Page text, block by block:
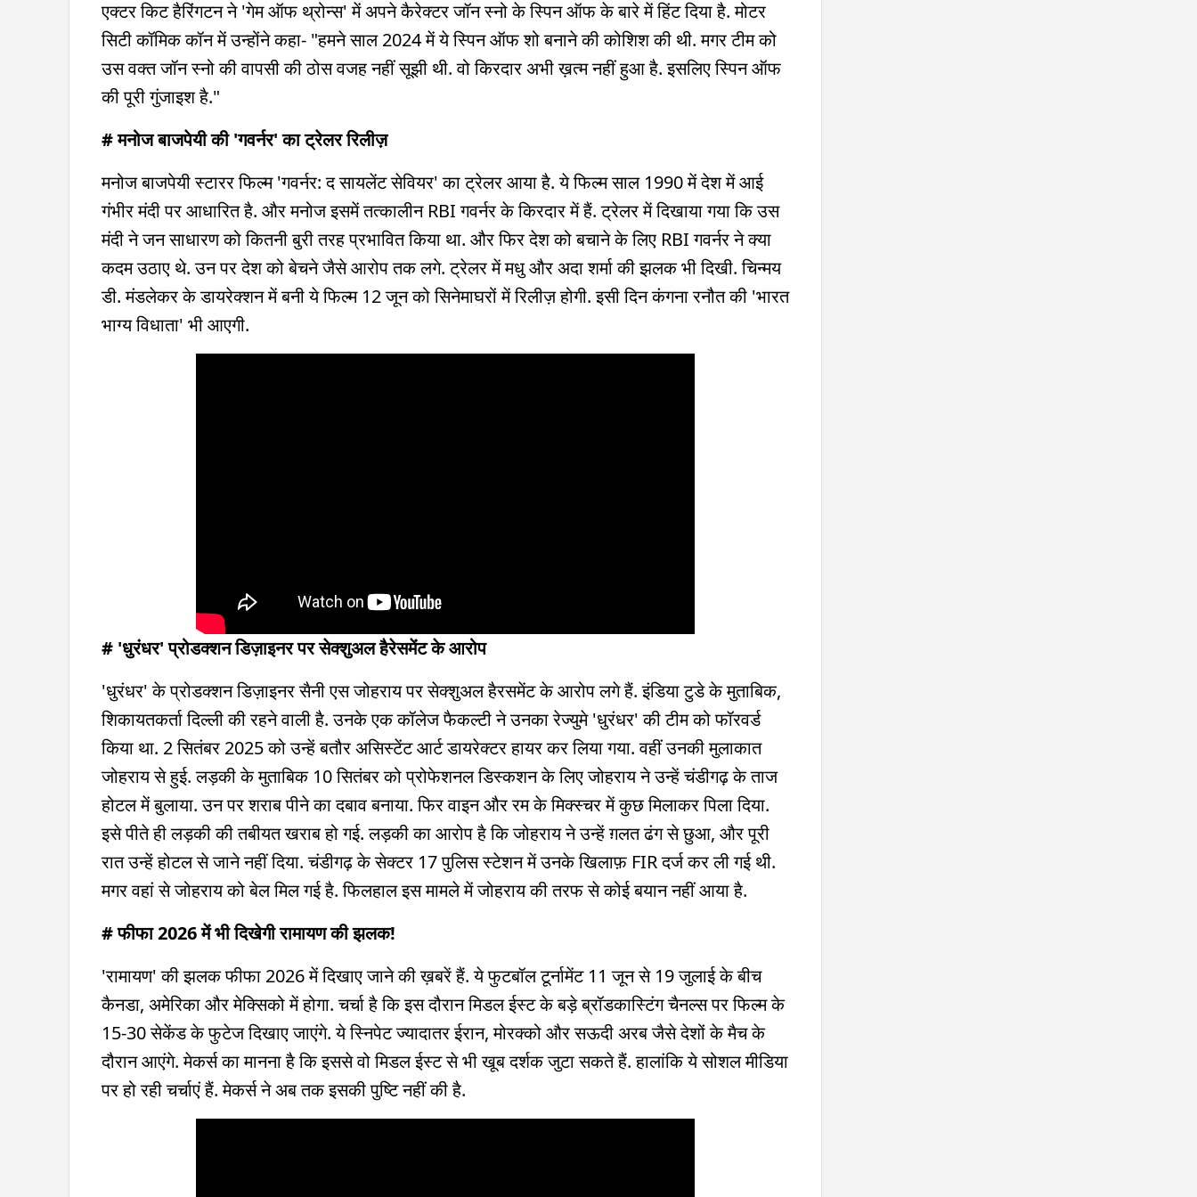
एक्टर किट हैरिंगटन ने 'गेम ऑफ थ्रोन्स' में अपने कैरेक्टर जॉन स्नो के स्पिन ऑफ के बारे में हिंट दिया है. मोटर
सिटी कॉमिक कॉन में उन्होंने कहा- "हमने साल 2024 में ये स्पिन ऑफ शो बनाने की कोशिश की थी. मगर टीम को
उस वक्त जॉन स्नो की वापसी की ठोस वजह नहीं सूझी थी. वो किरदार अभी ख़त्म नहीं हुआ है. इसलिए स्पिन ऑफ
की पूरी गुंजाइश है."
# मनोज बाजपेयी की 'गवर्नर' का ट्रेलर रिलीज़
मनोज बाजपेयी स्टारर फिल्म 'गवर्नर: द सायलेंट सेवियर' का ट्रेलर आया है. ये फिल्म साल 1990 में देश में आई
गंभीर मंदी पर आधारित है. और मनोज इसमें तत्कालीन RBI गवर्नर के किरदार में हैं. ट्रेलर में दिखाया गया कि उस
मंदी ने जन साधारण को कितनी बुरी तरह प्रभावित किया था. और फिर देश को बचाने के लिए RBI गवर्नर ने क्या
कदम उठाए थे. उन पर देश को बेचने जैसे आरोप तक लगे. ट्रेलर में मधु और अदा शर्मा की झलक भी दिखी. चिन्मय
डी. मंडलेकर के डायरेक्शन में बनी ये फिल्म 12 जून को सिनेमाघरों में रिलीज़ होगी. इसी दिन कंगना रनौत की 'भारत
भाग्य विधाता' भी आएगी.
# 'धुरंधर' प्रोडक्शन डिज़ाइनर पर सेक्शुअल हैरेसमेंट के आरोप
'धुरंधर' के प्रोडक्शन डिज़ाइनर सैनी एस जोहराय पर सेक्शुअल हैरसमेंट के आरोप लगे हैं. इंडिया टुडे के मुताबिक,
शिकायतकर्ता दिल्ली की रहने वाली है. उनके एक कॉलेज फैकल्टी ने उनका रेज्युमे 'धुरंधर' की टीम को फॉरवर्ड
किया था. 2 सितंबर 2025 को उन्हें बतौर असिस्टेंट आर्ट डायरेक्टर हायर कर लिया गया. वहीं उनकी मुलाकात
जोहराय से हुई. लड़की के मुताबिक 10 सितंबर को प्रोफेशनल डिस्कशन के लिए जोहराय ने उन्हें चंडीगढ़ के ताज
होटल में बुलाया. उन पर शराब पीने का दबाव बनाया. फिर वाइन और रम के मिक्स्चर में कुछ मिलाकर पिला दिया.
इसे पीते ही लड़की की तबीयत खराब हो गई. लड़की का आरोप है कि जोहराय ने उन्हें ग़लत ढंग से छुआ, और पूरी
रात उन्हें होटल से जाने नहीं दिया. चंडीगढ़ के सेक्टर 17 पुलिस स्टेशन में उनके खिलाफ़ FIR दर्ज कर ली गई थी.
मगर वहां से जोहराय को बेल मिल गई है. फिलहाल इस मामले में जोहराय की तरफ से कोई बयान नहीं आया है.
# फीफा 2026 में भी दिखेगी रामायण की झलक!
'रामायण' की झलक फीफा 2026 में दिखाए जाने की ख़बरें हैं. ये फुटबॉल टूर्नामेंट 11 जून से 19 जुलाई के बीच
कैनडा, अमेरिका और मेक्सिको में होगा. चर्चा है कि इस दौरान मिडल ईस्ट के बड़े ब्रॉडकास्टिंग चैनल्स पर फिल्म के
15-30 सेकेंड के फुटेज दिखाए जाएंगे. ये स्निपेट ज्यादातर ईरान, मोरक्को और सऊदी अरब जैसे देशों के मैच के
दौरान आएंगे. मेकर्स का मानना है कि इससे वो मिडल ईस्ट से भी खूब दर्शक जुटा सकते हैं. हालांकि ये सोशल मीडिया
पर हो रही चर्चाएं हैं. मेकर्स ने अब तक इसकी पुष्टि नहीं की है.